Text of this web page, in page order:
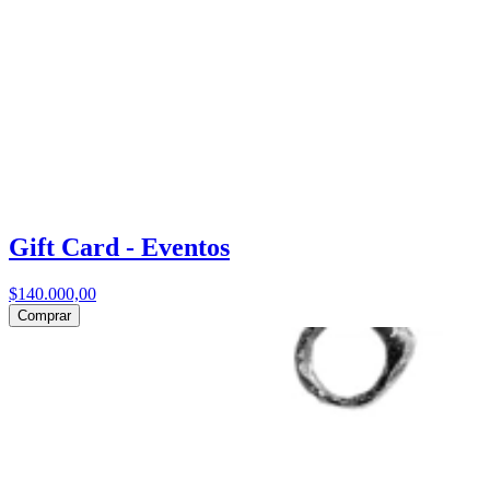
Gift Card - Eventos
$140.000,00
Comprar